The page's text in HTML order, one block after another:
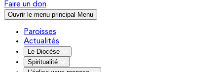
Faire un don
Ouvrir le menu principal Menu
Paroisses
Actualités
Le Diocèse
Spiritualité